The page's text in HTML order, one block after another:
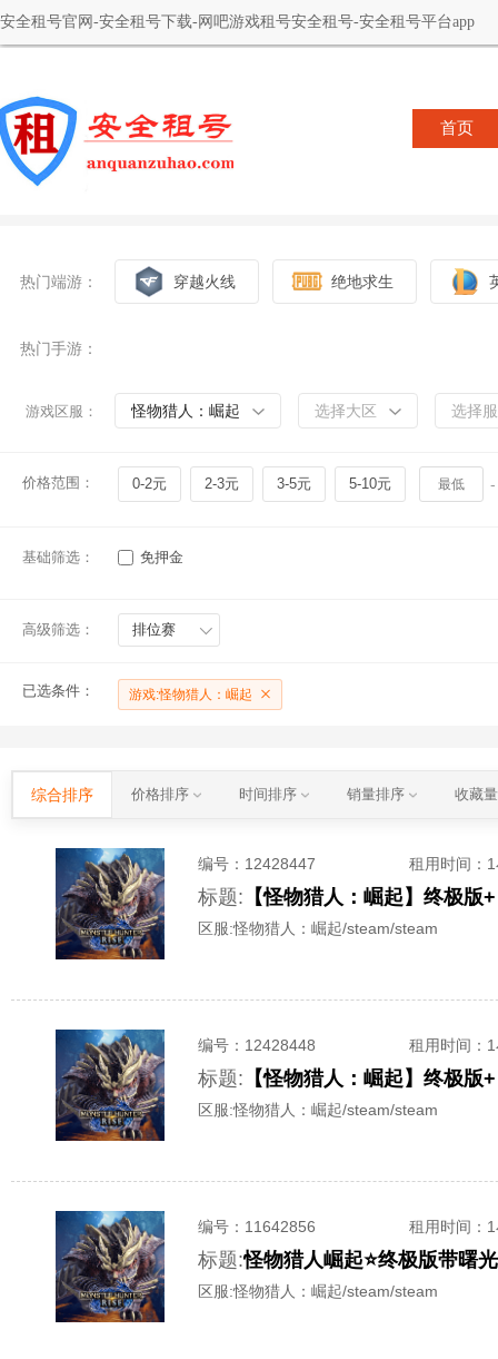
安全租号官网-安全租号下载-网吧游戏租号安全租号-安全租号平台app
首页
热门端游： 穿越火线 绝地求生
热门手游：
游戏区服： 怪物猎人：崛起 选择大区 选择
价格范围： 0-2元 2-3元 3-5元 5-10元 -
基础筛选： 免押金
高级筛选： 排位赛
已选条件： 游戏:怪物猎人：崛起
综合排序 价格排序 时间排序 销量排序 收藏
编号： 12428447 租用时间 ：
标题: 【怪物猎人：崛起】终极
区服:怪物猎人：崛起/steam/steam
编号： 12428448 租用时间 ：
标题: 【怪物猎人：崛起】终极
区服:怪物猎人：崛起/steam/steam
编号： 11642856 租用时间 ：
标题:怪物猎人崛起⭐终极版带曙
区服:怪物猎人：崛起/steam/steam